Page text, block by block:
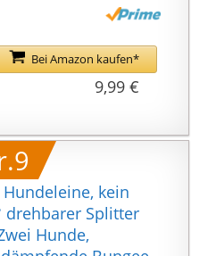
Wenn Ihre
Hunde laufen
rennen, treten
auf.
für Hunde
Größen:
Ein-zu-Zwei-
ist
Leicht zu
waschen und
und sofort
Kontrolle: Das
Design der
eine flexible
Bei Amazon kaufen*
9,99 €
kein
drehbarer Splitter
Hunde,